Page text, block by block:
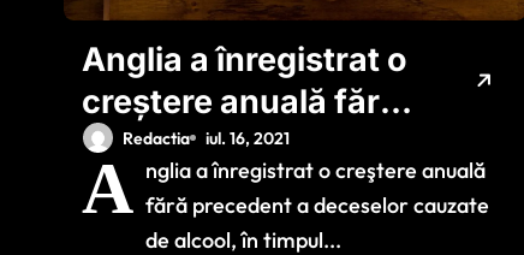
Anglia a înregistrat o
creştere anuală fără
precedent a
deceselor cauzate
de alcool, în timpul
Redactia iul. 16, 2021
A nglia a înregistrat o creştere anuală
fără precedent a deceselor cauzate
de alcool, în timpul...